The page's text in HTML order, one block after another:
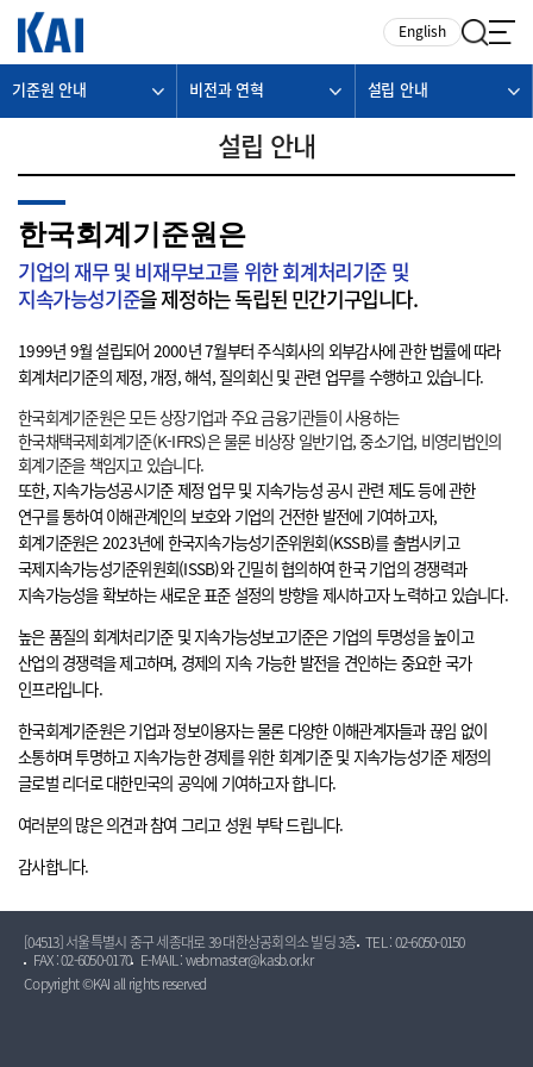
English
기준원 안내 비전과 연혁 설립 안내
설립 안내
한국회계기준원은
기업의 재무 및 비재무보고를 위한 회계처리기준 및
지속가능성기준을 제정하는 독립된 민간기구입니다.
1999년 9월 설립되어 2000년 7월부터 주식회사의 외부감사에 관한 법률에 따라
회계처리기준의 제정, 개정, 해석, 질의회신 및 관련 업무를 수행하고 있습니다.
한국회계기준원은 모든 상장기업과 주요 금융기관들이 사용하는
한국채택국제회계기준(K-IFRS)은 물론 비상장 일반기업, 중소기업, 비영리법인의
회계기준을 책임지고 있습니다.
또한, 지속가능성공시기준 제정 업무 및 지속가능성 공시 관련 제도 등에 관한
연구를 통하여 이해관계인의 보호와 기업의 건전한 발전에 기여하고자,
회계기준원은 2023년에 한국지속가능성기준위원회(KSSB)를 출범시키고
국제지속가능성기준위원회(ISSB)와 긴밀히 협의하여 한국 기업의 경쟁력과
지속가능성을 확보하는 새로운 표준 설정의 방향을 제시하고자 노력하고 있습니다.
높은 품질의 회계처리기준 및 지속가능성보고기준은 기업의 투명성을 높이고
산업의 경쟁력을 제고하며, 경제의 지속 가능한 발전을 견인하는 중요한 국가
인프라입니다.
한국회계기준원은 기업과 정보이용자는 물론 다양한 이해관계자들과 끊임 없이
소통하며 투명하고 지속가능한 경제를 위한 회계기준 및 지속가능성기준 제정의
글로벌 리더로 대한민국의 공익에 기여하고자 합니다.
여러분의 많은 의견과 참여 그리고 성원 부탁 드립니다.
감사합니다.
[04513] 서울특별시 중구 세종대로 39 대한상공회의소 빌딩 3층 TEL : 02-6050-0150
FAX : 02-6050-0170
E-MAIL : webmaster@kasb.or.kr
Copyright ©KAI all rights reserved